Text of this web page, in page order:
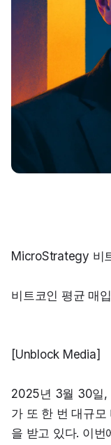
MicroStrategy 비
비트코인 평균 매
[Unblock Media]
2025년 3월 30일,
가 또 한 번 대규
을 받고 있다. 이